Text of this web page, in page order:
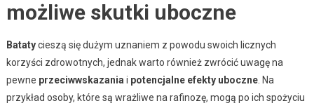
możliwe skutki uboczne
Batatycieszą się dużym uznaniem z powodu swoich licznych
korzyści zdrowotnych, jednak warto również zwrócić uwagę na
pewne przeciwwskazania i potencjalne efekty uboczne. Na
przykład osoby, które są wrażliwe na rafinozę, mogą po ich spożyciu